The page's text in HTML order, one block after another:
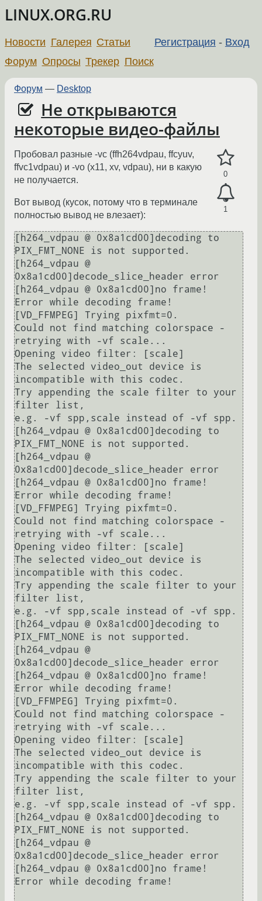
LINUX.ORG.RU
Регистрация - Вход
Новости Галерея Статьи
Форум Опросы Трекер Поиск
Форум — Desktop
Не открываются
некоторые видео-файлы
0
1
Пробовал разные -vc (ffh264vdpau, ffcyuv,
ffvc1vdpau) и -vo (x11, xv, vdpau), ни в какую
не получается.
Вот вывод (кусок, потому что в терминале
полностью вывод не влезает):
[h264_vdpau @ 0x8a1cd00]decoding to
PIX_FMT_NONE is not supported.
[h264_vdpau @
0x8a1cd00]decode_slice_header error
[h264_vdpau @ 0x8a1cd00]no frame!
Error while decoding frame!
[VD_FFMPEG] Trying pixfmt=0.
Could not find matching colorspace -
retrying with -vf scale...
Opening video filter: [scale]
The selected video_out device is
incompatible with this codec.
Try appending the scale filter to your
filter list,
e.g. -vf spp,scale instead of -vf spp.
[h264_vdpau @ 0x8a1cd00]decoding to
PIX_FMT_NONE is not supported.
[h264_vdpau @
0x8a1cd00]decode_slice_header error
[h264_vdpau @ 0x8a1cd00]no frame!
Error while decoding frame!
[VD_FFMPEG] Trying pixfmt=0.
Could not find matching colorspace -
retrying with -vf scale...
Opening video filter: [scale]
The selected video_out device is
incompatible with this codec.
Try appending the scale filter to your
filter list,
e.g. -vf spp,scale instead of -vf spp.
[h264_vdpau @ 0x8a1cd00]decoding to
PIX_FMT_NONE is not supported.
[h264_vdpau @
0x8a1cd00]decode_slice_header error
[h264_vdpau @ 0x8a1cd00]no frame!
Error while decoding frame!
[VD_FFMPEG] Trying pixfmt=0.
Could not find matching colorspace -
retrying with -vf scale...
Opening video filter: [scale]
The selected video_out device is
incompatible with this codec.
Try appending the scale filter to your
filter list,
e.g. -vf spp,scale instead of -vf spp.
[h264_vdpau @ 0x8a1cd00]decoding to
PIX_FMT_NONE is not supported.
[h264_vdpau @
0x8a1cd00]decode_slice_header error
[h264_vdpau @ 0x8a1cd00]no frame!
Error while decoding frame!